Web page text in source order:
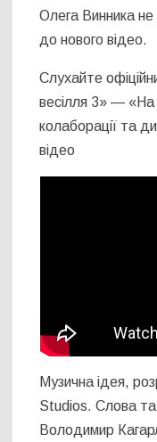
Олега Винника не
до нового відео.
Слухайте
весілля 3» — «На
колаборації та
відео
Музична ідея,
Studios. Cлова
Володимир